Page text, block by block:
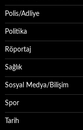
Polis/Adliye
Politika
Röportaj
Sağlık
Sosyal Medya/Bilişim
Spor
Tarih